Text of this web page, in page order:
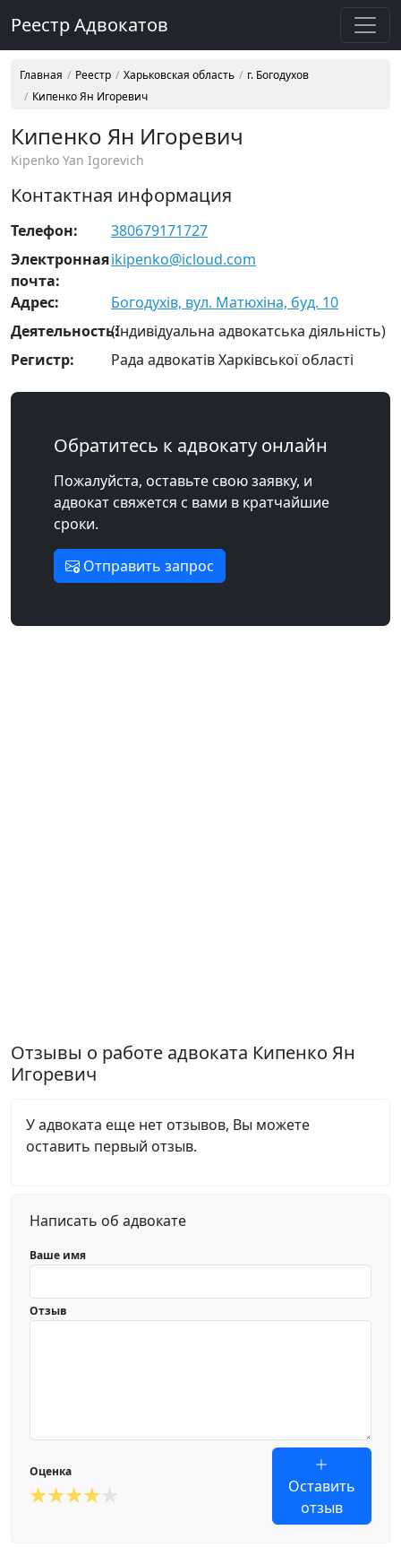
Реестр Адвокатов
Главная Реестр Харьковская область
г. Богодухов
Кипенко Ян Игоревич
Кипенко Ян Игоревич
Kipenko Yan Igorevich
Контактная информация
Телефон:
380679171727
Электронная
почта:
ikipenko@icloud.com
Адрес:
Богодухів, вул. Матюхіна, буд. 10
Деятельность:(Індивідуальна адвокатська діяльність)
Регистр:
Рада адвокатів Харківської області
Обратитесь к адвокату онлайн
Пожалуйста, оставьте свою заявку, и
адвокат свяжется с вами в кратчайшие
сроки.
Отправить запрос
Отзывы о работе адвоката Кипенко Ян
Игоревич
У адвоката еще нет отзывов, Вы можете
оставить первый отзыв.
Написать об адвокате
Ваше имя
Отзыв
Оценка
Оставить
отзыв